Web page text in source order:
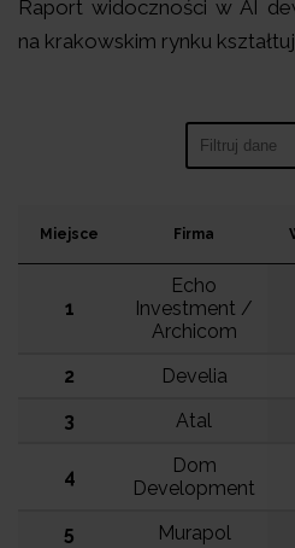
Raport widoczności w AI
na krakowskim rynku
Miejsce Firma
1
Echo
Investment /
Archicom
2 Develia
3
Atal
4
Dom
Development
5 Murapol